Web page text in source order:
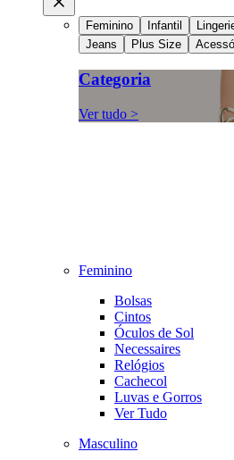
Feminino Infantil
Jeans
Plus Size
Categoria
Ver tudo >
Feminino
Bolsas
Cintos
Óculos de Sol
Necessaires
Relógios
Cachecol
Luvas e Gorros
Ver Tudo
Masculino